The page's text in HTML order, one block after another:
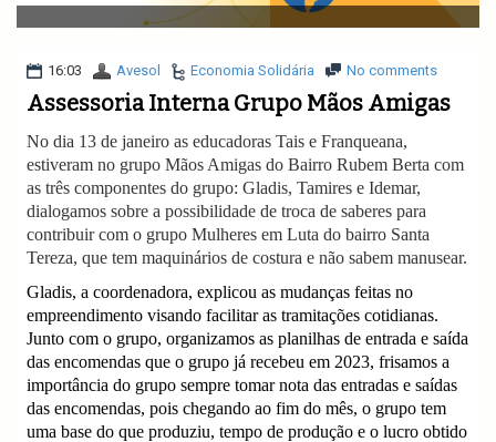
v
i
a
i
n
16:03 Avesol Economia Solidária No comments
Assessoria Interna Grupo Mãos Amigas
No dia 13 de janeiro as educadoras Tais e Franqueana,
estiveram no grupo Mãos Amigas do Bairro Rubem Berta com
as três componentes do grupo: Gladis, Tamires e Idemar,
dialogamos sobre a possibilidade de troca de saberes para
contribuir com o grupo Mulheres em Luta do bairro Santa
Tereza, que tem maquinários de costura e não sabem manusear.
Gladis, a coordenadora, explicou as mudanças feitas no
empreendimento visando facilitar as tramitações cotidianas.
Junto com o grupo, organizamos as planilhas de entrada e saída
das encomendas que o grupo já recebeu em 2023, frisamos a
importância do grupo sempre tomar nota das entradas e saídas
das encomendas, pois chegando ao fim do mês, o grupo tem
uma base do que produziu, tempo de produção e o lucro obtido